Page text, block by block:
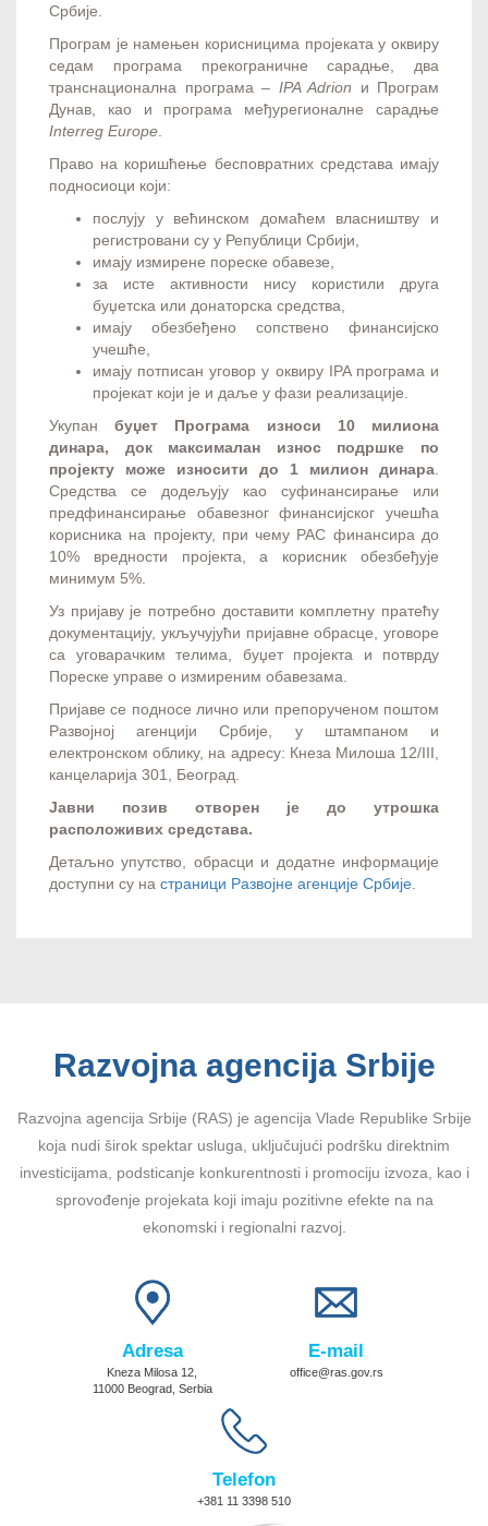
Србије.
Програм је намењен корисницима пројеката у оквиру
седам програма прекограничне сарадње, два
транснационална програма – IPA Adrion и Програм
Дунав, као и програма међурегионалне сарадње
Interreg Europe
Право на коришћење бесповратних средстава имају
подносиоци који:
послују у већинском домаћем власништву и
регистровани су у Републици Србији,
имају измирене пореске обавезе,
за исте активности нису користили друга
буџетска или донаторска средства,
имају обезбеђено сопствено финансијско
учешће,
имају потписан уговор у оквиру IPA програма и
пројекат који је и даље у фази реализације.
Укупанбуџет Програма износи 10 милиона
динара, док максималан износ подршке по
пројекту може износити до 1 милион динара
Средства се додељују као суфинансирање или
предфинансирање обавезног финансијског учешћа
корисника на пројекту, при чему РАС финансира до
10% вредности пројекта, а корисник обезбеђује
минимум 5%.
Уз пријаву је потребно доставити комплетну пратећу
документацију, укључујући пријавне обрасце, уговоре
са уговарачким телима, буџет пројекта и потврду
Пореске управе о измиреним обавезама.
Пријаве се подносе лично или препорученом поштом
Развојној агенцији Србије, у штампаном и
електронском облику, на адресу: Кнеза Милоша 12/III,
канцеларија 301, Београд.
Јавни позив отворен је до утрошка
расположивих средстава.
Детаљно упутство, обрасци и додатне информације
доступни су на страници Развојне агенције Србије
Razvojna agencija Srbije
Razvojna agencija Srbije (RAS) je agencija Vlade Republike Srbije
koja nudi širok spektar usluga, uključujući podršku direktnim
investicijama, podsticanje konkurentnosti i promociju izvoza, kao i
sprovođenje projekata koji imaju pozitivne efekte na na
ekonomski i regionalni razvoj.
Adresa
Kneza Milosa 12,
11000 Beograd, Serbia
E-mail
office@ras.gov.rs
Telefon
+381 11 3398 510